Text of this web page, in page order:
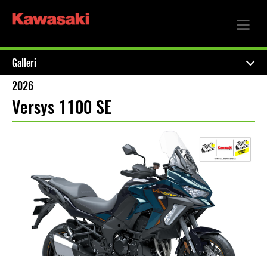
Galleri
2026
Versys 1100 SE